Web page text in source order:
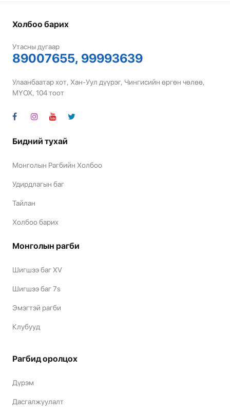
Холбоо барих
Утасны дугаар
89007655, 99993639
Улаанбаатар хот, Хан-Уул дүүрэг, Чингисийн өргөн чөлөө,
МҮОХ, 104 тоот
Бидний тухай
Монголын Рагбийн Холбоо
Удирдлагын баг
Тайлан
Холбоо барих
Монголын рагби
Шигшээ баг XV
Шигшээ баг 7s
Эмэгтэй рагби
Клубууд
Рагбид оролцох
Дүрэм
Дасгалжуулалт